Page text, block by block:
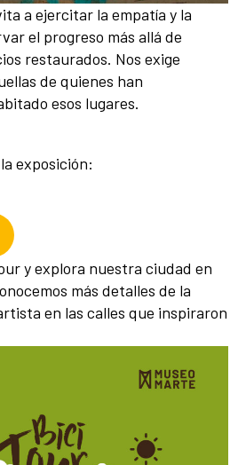
a ejercitar la empatía y la
el progreso más allá de
restaurados. Nos exige
de quienes han
esos lugares.
exposición:
y explora nuestra ciudad en
más detalles de la
en las calles que inspiraron